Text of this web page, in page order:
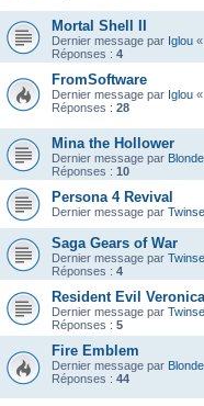
Mortal Shell II
Dernier message par Iglou «
Réponses : 4
FromSoftware
Dernier message par Iglou «
Réponses : 28
Mina the Hollower
Dernier message par
Réponses : 10
Persona 4 Revival
Dernier message par
Saga Gears of War
Dernier message par
Réponses : 4
Resident Evil Veronica
Dernier message par
Réponses : 5
Fire Emblem
Dernier message par
Réponses : 44